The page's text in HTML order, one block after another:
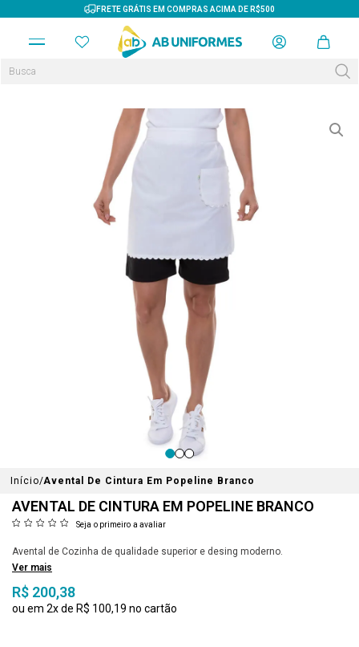
FRETE GRÁTIS EM COMPRAS ACIMA DE R$500
Início Avental De Cintura Em Popeline Branco
AVENTAL DE CINTURA EM POPELINE BRANCO
Seja o primeiro a avaliar
Avental de Cozinha de qualidade superior e desing moderno.
Ver mais
R$ 200,38
2x R$ 100,19